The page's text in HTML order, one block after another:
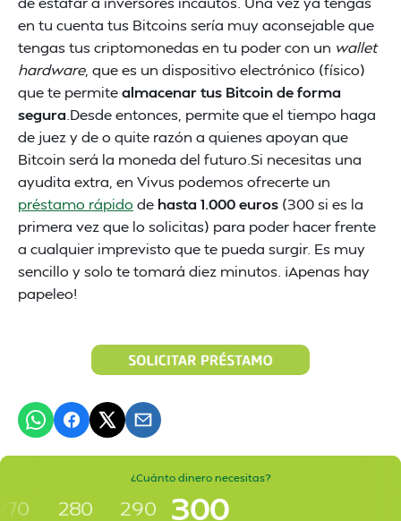
en tu cuenta tus Bitcoins sería muy aconsejable que
tengas tus criptomonedas en tu poder con un wallet
hardware, que es un dispositivo electrónico (físico)
que te permitealmacenar tus Bitcoin de forma
segura .Desde entonces, permite que el tiempo haga
de juez y de o quite razón a quienes apoyan que
Bitcoin será la moneda del futuro.Si necesitas una
ayudita extra, en Vivus podemos ofrecerte un
préstamo rápido de hasta 1.000 euros (300 si es la
primera vez que lo solicitas) para poder hacer frente
a cualquier imprevisto que te pueda surgir. Es muy
sencillo y solo te tomará diez minutos. ¡Apenas hay
papeleo!
¿Cuánto dinero necesitas?
280 290 300